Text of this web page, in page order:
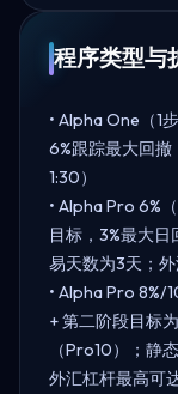
程序类型与
• Alpha One（1
6%跟踪最大回撤
1:30）
• Alpha Pro 6%
目标，3%最大
易天数为3天；外
• Alpha Pro 8%/
+ 第二阶段目标
（Pro10）；静
外汇杠杆最高可